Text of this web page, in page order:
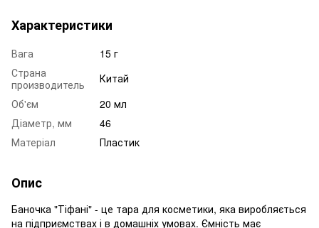
Характеристики
Вага
15 г
Страна
производитель
Китай
Об'єм
20 мл
Діаметр, мм
46
Матеріал
Пластик
Опис
Баночка "Тіфані" - це тара для косметики, яка виробляється
на підприємствах і в домашніх умовах. Ємність має